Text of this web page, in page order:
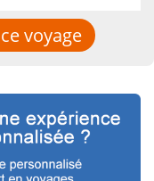
voyage